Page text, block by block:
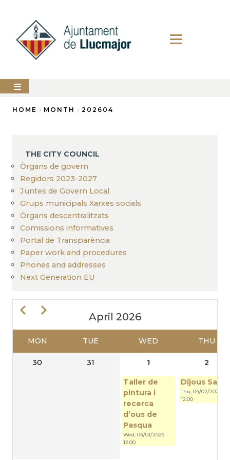
content
The
city
Services
PERFIL
DEL
CONTRACTANT
ANUNCIS
HOME MONTH 202604
THE CITY COUNCIL
Òrgans de govern
Regidors 2023-2027
Juntes de Govern Local
Grups municipals Xarxes socials
Òrgans descentralitzats
Comissions informatives
Portal de Transparència
Paper work and procedures
Phones and addresses
Next Generation EU
April 2026
PAGINATION
PreviousNext
MON TUE WED THU
30 31 1 2
Taller de
pintura i
recerca
d’ous de
Pasqua
Wed, 04/01/2026 -
12:00
Dijous Sant
Thu, 04/02/2026 -
12:00